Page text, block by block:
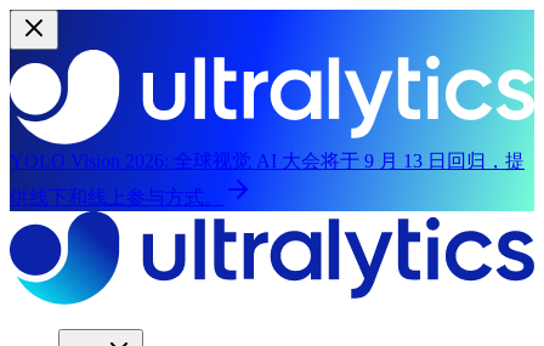
YOLO Vision 2026: 全球视觉 AI 大会将于 9 月 13 日回归，提
供线下和线上参与方式。